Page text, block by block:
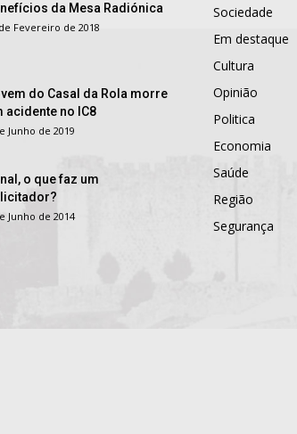
da Mesa Radiónica
Fevereiro de 2018
do Casal da Rola morre
acidente no IC8
Junho de 2019
o que faz um
Junho de 2014
Sociedade
Em destaque
Cultura
Opinião
Politica
Economia
Saúde
Região
Segurança